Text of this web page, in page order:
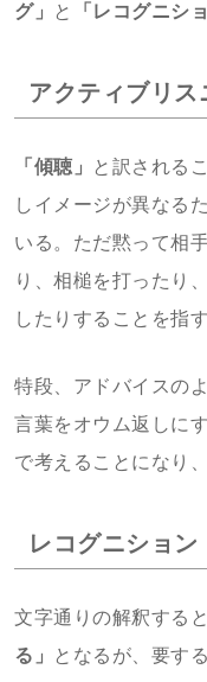
グ」
と 「レコグニシ
アクティブリス
「傾聴」
と訳される
しイメージが異なる
いる。ただ黙って相
り、相槌を打ったり
したりすることを指す
特段、アドバイスの
言葉をオウム返しに
で考えることになり
レコグニション
文字通りの解釈すると
る」
となるが、要す